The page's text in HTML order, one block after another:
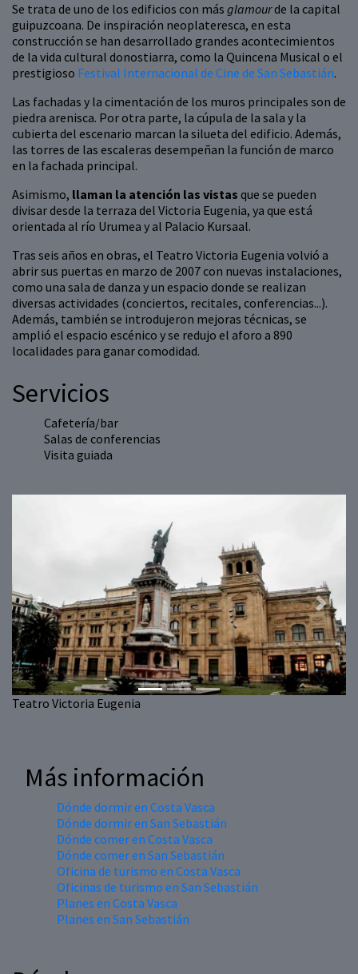
Se trata de uno de los edificios con más glamourde la capital
guipuzcoana. De inspiración neoplateresca, en esta
construcción se han desarrollado grandes acontecimientos
de la vida cultural donostiarra, como la Quincena Musical o el
prestigioso Festival Internacional de Cine de San Sebastián.
Las fachadas y la cimentación de los muros principales son de
piedra arenisca. Por otra parte, la cúpula de la sala y la
cubierta del escenario marcan la silueta del edificio. Además,
las torres de las escaleras desempeñan la función de marco
en la fachada principal.
Asimismo, llaman la atención las vistas que se pueden
divisar desde la terraza del Victoria Eugenia, ya que está
orientada al río Urumea y al Palacio Kursaal.
Tras seis años en obras, el Teatro Victoria Eugenia volvió a
abrir sus puertas en marzo de 2007 con nuevas instalaciones,
como una sala de danza y un espacio donde se realizan
diversas actividades (conciertos, recitales, conferencias...).
Además, también se introdujeron mejoras técnicas, se
amplió el espacio escénico y se redujo el aforo a 890
localidades para ganar comodidad.
Servicios
Cafetería/bar
Salas de conferencias
Visita guiada
Teatro Victoria Eugenia
Previous Next
Más información
Dónde dormir en Costa Vasca
Dónde dormir en San Sebastián
Dónde comer en Costa Vasca
Dónde comer en San Sebastián
Oficina de turismo en Costa Vasca
Oficinas de turismo en San Sebastián
Planes en Costa Vasca
Planes en San Sebastián